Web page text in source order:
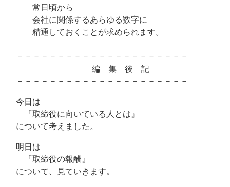
常日頃から
会社に関係するあらゆる数字に
精通しておくことが求められます。
－－－－－－－－－－－－－－－－－－－－－
編 集 後 記
－－－－－－－－－－－－－－－－－－－－－
今日は
『取締役に向いている人とは』
について考えました。
明日は
『取締役の報酬』
について、見ていきます。